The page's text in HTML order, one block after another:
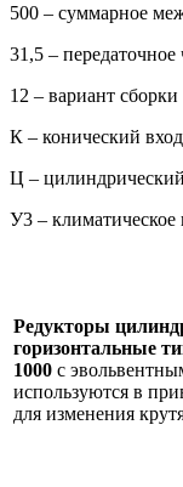
500 – суммарное
31,5 – передаточное
12 – вариант сборки
К – конический
Ц –
У3 – климатическое
Редукторы
горизонтальные
1000 с
используются в
для изменения